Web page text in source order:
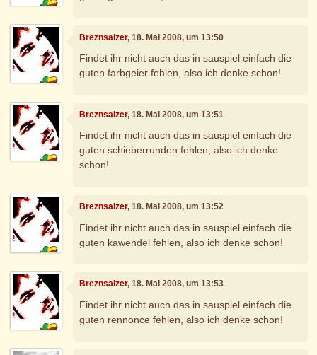
Breznsalzer, 18. Mai 2008, um 13:50
Findet ihr nicht auch das in sauspiel einfach die
guten farbgeier fehlen, also ich denke schon!
Breznsalzer, 18. Mai 2008, um 13:51
Findet ihr nicht auch das in sauspiel einfach die
guten schieberrunden fehlen, also ich denke
schon!
Breznsalzer, 18. Mai 2008, um 13:52
Findet ihr nicht auch das in sauspiel einfach die
guten kawendel fehlen, also ich denke schon!
Breznsalzer, 18. Mai 2008, um 13:53
Findet ihr nicht auch das in sauspiel einfach die
guten rennonce fehlen, also ich denke schon!